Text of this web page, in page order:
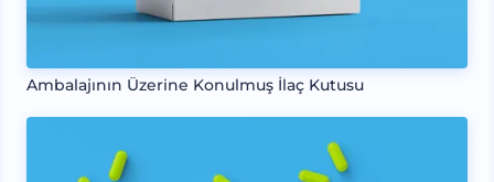
Ambalajının Üzerine Konulmuş İlaç Kutusu